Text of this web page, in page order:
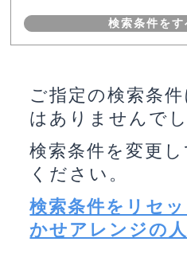
検索条件を
ご指定の検索条
はありませんでし
検索条件を変更
ください。
検索条件をリセ
かせアレンジの